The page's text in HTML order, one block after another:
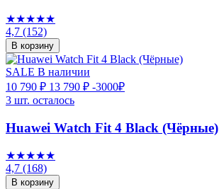
★★★★★
4,7 (152)
В корзину
SALE В наличии
10 790 ₽ 13 790 ₽ -3000₽
3 шт. осталось
Huawei Watch Fit 4 Black (Чёрные)
★★★★★
4,7 (168)
В корзину